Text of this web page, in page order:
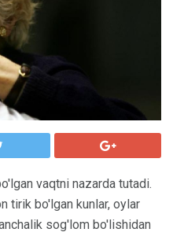
vaqtni nazarda tutadi.
tirik bo'lgan kunlar, oylar
sog'lom bo'lishidan